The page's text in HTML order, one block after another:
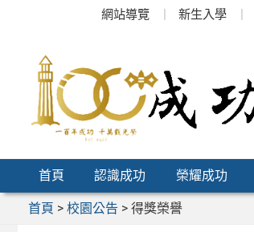
網站導覽 新生入學
首頁 認識成功 榮耀成功
首頁 > 校園公告 > 得獎榮譽